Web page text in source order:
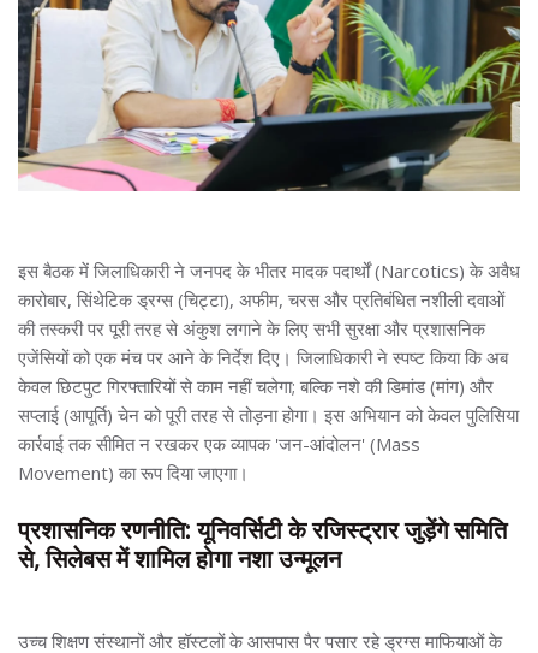
इस बैठक में जिलाधिकारी ने जनपद के भीतर मादक पदार्थों (Narcotics) के अवैध
कारोबार, सिंथेटिक ड्रग्स (चिट्टा), अफीम, चरस और प्रतिबंधित नशीली दवाओं
की तस्करी पर पूरी तरह से अंकुश लगाने के लिए सभी सुरक्षा और प्रशासनिक
एजेंसियों को एक मंच पर आने के निर्देश दिए। जिलाधिकारी ने स्पष्ट किया कि अब
केवल छिटपुट गिरफ्तारियों से काम नहीं चलेगा; बल्कि नशे की डिमांड (मांग) और
सप्लाई (आपूर्ति) चेन को पूरी तरह से तोड़ना होगा। इस अभियान को केवल पुलिसिया
कार्रवाई तक सीमित न रखकर एक व्यापक 'जन-आंदोलन' (Mass
Movement) का रूप दिया जाएगा।
प्रशासनिक रणनीति: यूनिवर्सिटी के रजिस्ट्रार जुड़ेंगे समिति
से, सिलेबस में शामिल होगा नशा उन्मूलन
उच्च शिक्षण संस्थानों और हॉस्टलों के आसपास पैर पसार रहे ड्रग्स माफियाओं के